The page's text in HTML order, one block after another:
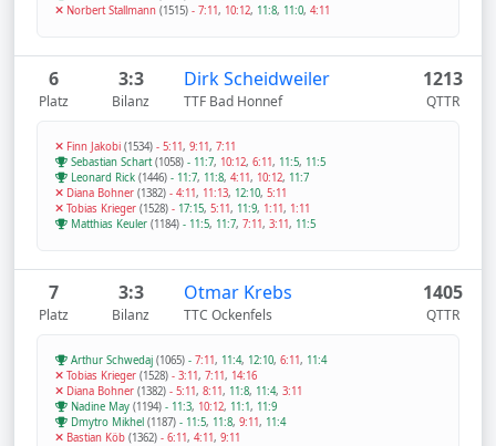
Norbert Stallmann (1515) - 7:11, 10:12, 11:8, 11:0, 4:11
6
Platz
3:3
Bilanz
Dirk Scheidweiler
TTF Bad Honnef
1213
QTTR
Finn Jakobi (1534) - 5:11, 9:11, 7:11
Sebastian Schart(1058) - 11:7, 10:12, 6:11, 11:5, 11:5
Leonard Rick (1446) - 11:7, 11:8, 4:11, 10:12, 11:7
Diana Bohner (1382) - 4:11, 11:13, 12:10, 5:11
Tobias Krieger (1528) - 17:15, 5:11, 11:9, 1:11, 1:11
Matthias Keuler (1184) - 11:5, 11:7, 7:11, 3:11, 11:5
7
Platz
3:3
Bilanz
Otmar Krebs
TTC Ockenfels
1405
QTTR
Arthur Schwedaj (1065) - 7:11, 11:4, 12:10, 6:11, 11:4
Tobias Krieger (1528) - 3:11, 7:11, 14:16
Diana Bohner (1382) - 5:11, 8:11, 11:8, 11:4, 3:11
Nadine May (1194) - 11:3, 10:12, 11:1, 11:9
Dmytro Mikhel (1187) - 11:5, 11:8, 9:11, 11:4
Bastian Köb (1362) - 6:11, 4:11, 9:11